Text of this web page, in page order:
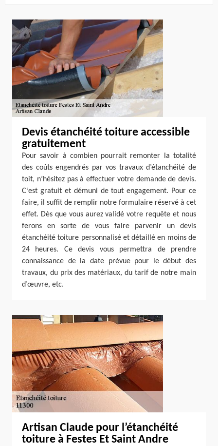
Devis étanchéité toiture accessible
gratuitement
Pour savoir à combien pourrait remonter la totalité
des coûts engendrés par vos travaux d’étanchéité de
toit, n’hésitez pas à effectuer votre demande de devis.
C’est gratuit et démuni de tout engagement. Pour ce
faire, il suffit de remplir notre formulaire réservé à cet
effet. Dès que vous aurez validé votre requête et nous
ferons en sorte de vous faire parvenir un devis
étanchéité toiture personnalisé et détaillé en moins de
24 heures. Ce devis vous permettra de prendre
connaissance de la date prévue pour le début des
travaux, du prix des matériaux, du tarif de notre main
d’œuvre, etc.
Artisan Claude pour l’étanchéité
toiture à Festes Et Saint Andre